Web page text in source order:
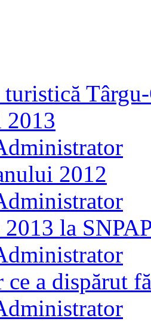
turistică
2013
2012
la
ce a dispărut